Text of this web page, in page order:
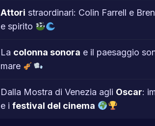
Attori straordinari: Colin Farrell e
e spirito
La colonna sonora e il paesaggio
mare
Dalla Mostra di Venezia agli Oscar:
e i festival del cinema